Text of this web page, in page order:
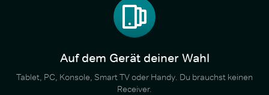
Auf dem Gerät deiner Wahl
Tablet, PC, Konsole, Smart TV oder Handy. Du brauchst keinen
Receiver.